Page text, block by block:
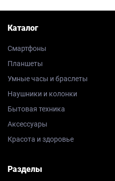
Каталог
Смартфоны
Планшеты
Умные часы и браслеты
Наушники и колонки
Бытовая техника
Аксессуары
Красота и здоровье
Разделы